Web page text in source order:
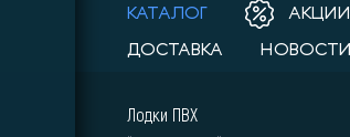
КАТАЛОГ АКЦИИ
ДОСТАВКА НОВОСТИ
Лодки ПВХ